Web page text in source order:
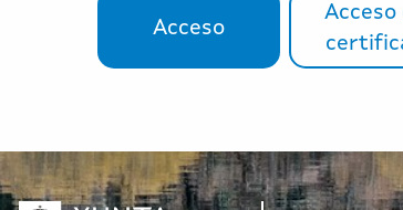
Acceso
Acceso